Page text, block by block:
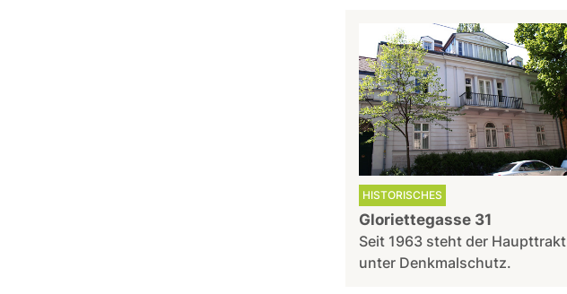
HISTORISCHES
Gloriettegasse 31
Seit 1963 steht der Haupttrakt
unter Denkmalschutz.